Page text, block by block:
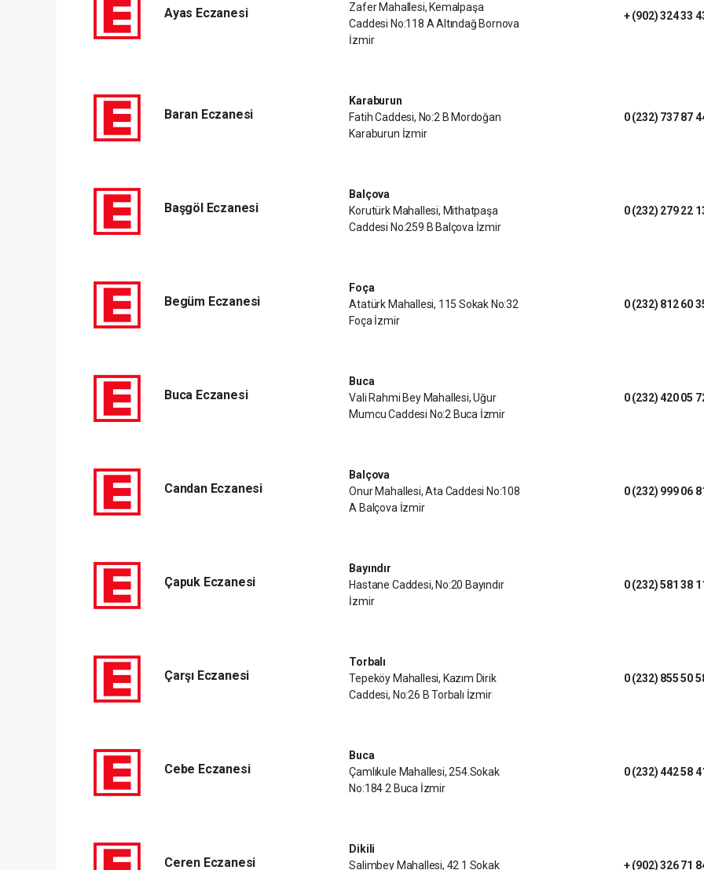
Ayas Eczanesi
Zafer Mahallesi, Kemalpaşa
Caddesi No:118 A Altındağ Bornova
İzmir
+ (902) 324 33
Baran Eczanesi
Karaburun
Fatih Caddesi, No:2 B Mordoğan
Karaburun İzmir
0 (232) 737 87
Başgöl Eczanesi
Balçova
Korutürk Mahallesi, Mithatpaşa
Caddesi No:259 B Balçova İzmir
0 (232) 279 22
Begüm Eczanesi
Foça
Atatürk Mahallesi, 115 Sokak No:32
Foça İzmir
0 (232) 812 60
Buca Eczanesi
Buca
Vali Rahmi Bey Mahallesi, Uğur
Mumcu Caddesi No:2 Buca İzmir
0 (232) 420 05
Candan Eczanesi
Balçova
Onur Mahallesi, Ata Caddesi No:108
A Balçova İzmir
0 (232) 999 06
Çapuk Eczanesi
Bayındır
Hastane Caddesi, No:20 Bayındır
İzmir
0 (232) 581 38
Çarşı Eczanesi
Torbalı
Tepeköy Mahallesi, Kazım Dirik
Caddesi, No:26 B Torbalı İzmir
0 (232) 855 50
Cebe Eczanesi
Buca
Çamlıkule Mahallesi, 254.Sokak
No:184 2 Buca İzmir
0 (232) 442 58
Ceren Eczanesi
Dikili
Salimbey Mahallesi, 42 1 Sokak
+ (902) 326 71